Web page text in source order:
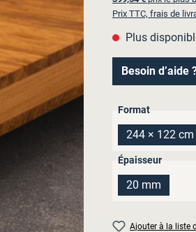
Prix TTC, frais de
Plus
Besoin d’aide
Sélectionnez
Format
244 × 122 cm
(Cette
Sélectionnez
Épaisseur
20 mm
(Cette
Ajouter à la liste